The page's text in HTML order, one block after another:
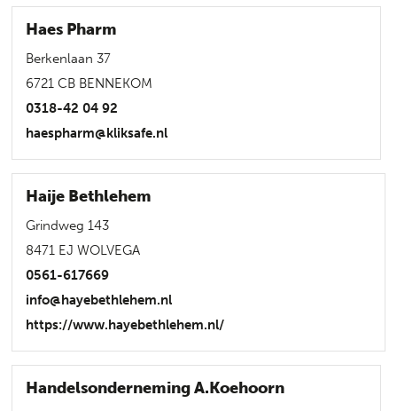
Haes Pharm
Berkenlaan 37
6721 CB BENNEKOM
0318-42 04 92
haespharm@kliksafe.nl
Haije Bethlehem
Grindweg 143
8471 EJ WOLVEGA
0561-617669
info@hayebethlehem.nl
https://www.hayebethlehem.nl/
Handelsonderneming A.Koehoorn